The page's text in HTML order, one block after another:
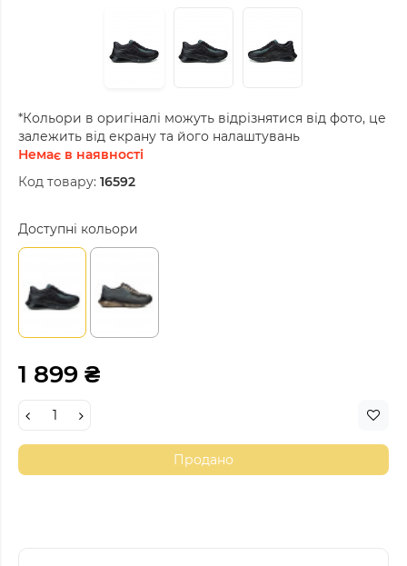
*Кольори в оригіналі можуть відрізнятися від фото, це
залежить від екрану та його налаштувань
Немає в наявності
Код товару: 16592
Доступні кольори
1 899 ₴
Продано